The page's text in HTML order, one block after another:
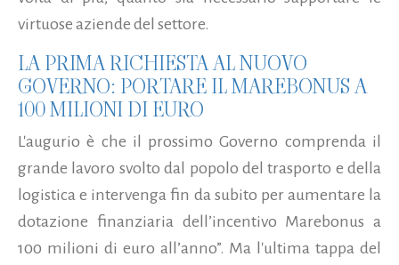
virtuose aziende del settore.
LA PRIMA RICHIESTA AL NUOVO
GOVERNO: PORTARE IL MAREBONUS A
100 MILIONI DI EURO
L'augurio è che il prossimo Governo comprenda il
grande lavoro svolto dal popolo del trasporto e della
logistica e intervenga fin da subito per aumentare la
dotazione finanziaria dell’incentivo Marebonus a
100 milioni di euro all’anno”. Ma l'ultima tappa del